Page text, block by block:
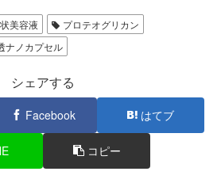
美容液
プロテオグリカン
ナノカプセル
シェアする
Facebook はてブ
コピー